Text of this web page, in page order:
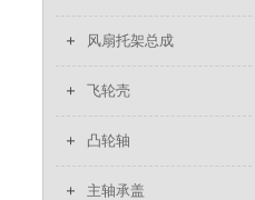
风扇托架总成
飞轮壳
凸轮轴
主轴承盖